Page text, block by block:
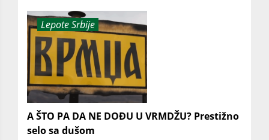
Lepote Srbije
A ŠTO PA DA NE DOĐU U VRMDŽU? Prestižno
selo sa dušom